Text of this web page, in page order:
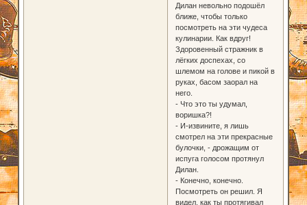
Дилан невольно подошёл
ближе, чтобы только
посмотреть на эти чудеса
кулинарии. Как вдруг!
Здоровенный стражник в
лёгких доспехах, со
шлемом на голове и пикой в
руках, басом заорал на
него.
- Что это ты удумал,
воришка?!
- И-извините, я лишь
смотрел на эти прекрасные
булочки, - дрожащим от
испуга голосом протянул
Дилан.
- Конечно, конечно.
Посмотреть он решил. Я
видел, как ты протягивал